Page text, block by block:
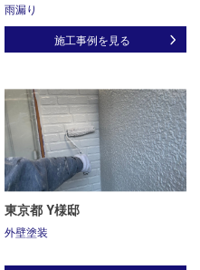
雨漏り
施工事例を見る
東京都 Y様邸
外壁塗装